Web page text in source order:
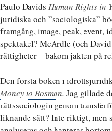
Paulo Davids Human Rights in
juridiska och ”sociologiska”
framgång, image, peak, event,
spektakel? McArdle (och
rättigheter – bakom jakten på
Den första boken i
Money to Bosman. Jag gillade
rättssociologin genom
liknande sätt? Inte riktigt, men